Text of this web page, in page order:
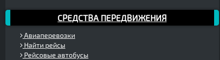
СРЕДСТВА ПЕРЕДВИЖЕНИЯ
Авиаперевозки
Найти рейсы
Рейсовые автобусы